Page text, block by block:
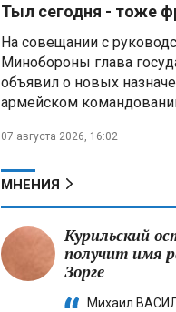
Тыл сегодня - тоже
На совещании с
Минобороны глава
объявил о новых
армейском
07 августа 2026, 16:02
МНЕНИЯ
Курильский
получит имя
Зорге
Михаил